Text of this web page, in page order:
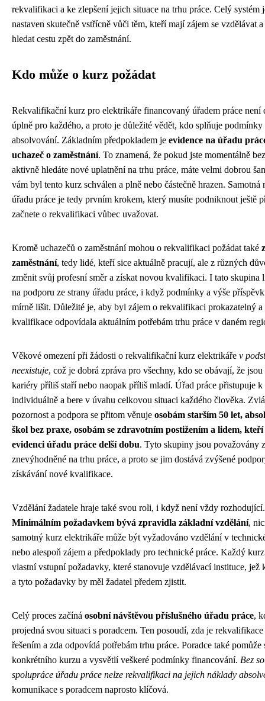
rekvalifikaci a ke zlepšení jejich situace na trhu práce. Celý systém
nastaven skutečně vstřícně vůči těm, kteří mají zájem se vzdělávat
hledat cestu zpět do zaměstnání.
Kdo může o kurz požádat
Rekvalifikační kurz pro elektrikáře financovaný úřadem práce není
úplně pro každého, a proto je důležité vědět, kdo splňuje podmínky
absolvování. Základním předpokladem je evidence na úřadu
uchazeč o zaměstnání. To znamená, že pokud jste momentálně
aktivně hledáte nové uplatnění na trhu práce, máte velmi dobrou
vám byl tento kurz schválen a plně nebo částečně hrazen. Samotná
úřadu práce je tedy prvním krokem, který musíte podniknout ještě
začnete o rekvalifikaci vůbec uvažovat.
Kromě uchazečů o zaměstnání mohou o rekvalifikaci požádat také
zaměstnání, tedy lidé, kteří sice aktuálně pracují, ale z různých
změnit svůj profesní směr a získat novou kvalifikaci. I tato skupina
na podporu ze strany úřadu práce, i když podmínky a výše
mírně lišit. Důležité je, aby byl zájem o rekvalifikaci prokazatelný a
kvalifikace odpovídala aktuálním potřebám trhu práce v daném
Věkové omezení při žádosti o rekvalifikační kurz elektrikáře v
neexistuje, což je dobrá zpráva pro všechny, kdo se obávají, že jsou
kariéry příliš staří nebo naopak příliš mladí. Úřad práce přistupuje k
individuálně a bere v úvahu celkovou situaci každého člověka.
pozornost a podpora se přitom věnuje osobám starším 50 let,
škol bez praxe, osobám se zdravotním postižením a lidem,
evidenci úřadu práce delší dobu. Tyto skupiny jsou považovány
znevýhodněné na trhu práce, a proto se jim dostává zvýšené
získávání nové kvalifikace.
Vzdělání žadatele hraje také svou roli, i když není vždy rozhodující.
Minimálním požadavkem bývá zpravidla základní vzdělání,
samotný kurz elektrikáře může být vyžadováno vzdělání v
nebo alespoň zájem a předpoklady pro technické práce. Každý
vlastní vstupní požadavky, které stanovuje vzdělávací instituce, jež
a tyto požadavky by měl žadatel předem zjistit.
Celý proces začíná osobní návštěvou příslušného úřadu práce,
projedná svou situaci s poradcem. Ten posoudí, zda je
řešením a zda odpovídá potřebám trhu práce. Poradce také pomůže
konkrétního kurzu a vysvětlí veškeré podmínky financování. Bez
spolupráce úřadu práce nelze rekvalifikaci na jejich náklady
komunikace s poradcem naprosto klíčová.